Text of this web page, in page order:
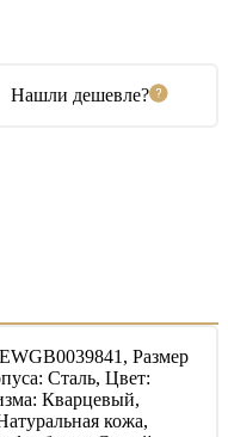
Нашли дешевле?
Размер
Сталь, Цвет:
Кварцевый,
кожа,